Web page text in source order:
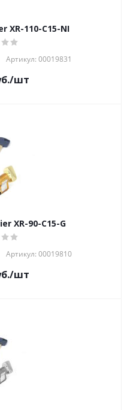
XR-110-C15-NI
Артикул: 00019831
/шт
XR-90-C15-G
Артикул: 00019810
/шт